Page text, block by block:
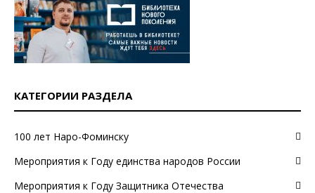
КАТЕГОРИИ РАЗДЕЛА
100 лет Наро-Фоминску
Мероприятия к Году единства народов России
Мероприятия к Году Защитника Отечества